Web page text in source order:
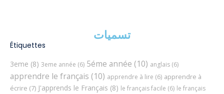
تسميات
Étiquettes
3eme (8) 3eme année (6) 5éme année (10) anglais (6)
apprendre le français (10) apprendre à lire (6) apprendre à
écrire (7) J'apprends le Français (8) le français facile (6) le français